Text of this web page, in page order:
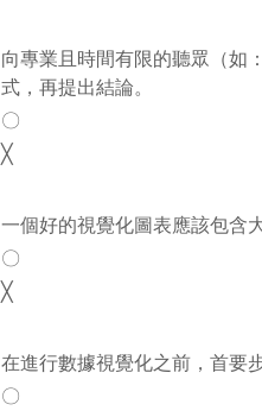
向專業且時間有限的聽眾（如
式，再提出結論。
〇
╳
一個好的視覺化圖表應該包含
〇
╳
在進行數據視覺化之前，首要
〇